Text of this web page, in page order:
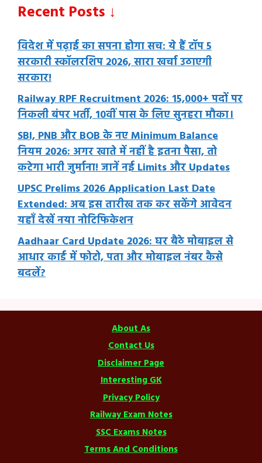
Recent Posts ↓
विदेश में पढ़ाई का सपना होगा सच: ये हैं टॉप 5
सरकारी स्कॉलरशिप 2026, सारा खर्चा उठाएगी
सरकार!
Railway RPF Recruitment 2026: 15,000+ पदों पर
निकली बंपर भर्ती, 10वीं पास के लिए सुनहरा मौका।
SBI, PNB और BOB के नए Minimum Balance
नियम 2026: अगर खाते में नहीं है इतना पैसा, तो
कटेगा भारी जुर्माना! जानें नई Limits और Updates
UPSC Prelims 2026 Application Last Date
Extended: अब इस तारीख तक कर सकेंगे आवेदन
यहाँ देखें नया नोटिफिकेशन
Aadhaar Card Update 2026: घर बैठे मोबाइल से
आधार कार्ड में फोटो, पता और मोबाइल नंबर कैसे
बदलें?
About As
Contact Us
Disclaimer Page
Interesting GK
Privacy Policy
Railway Exam Notes
SSC Exams Notes
Terms And Conditions